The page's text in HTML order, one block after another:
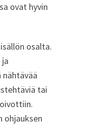
ovat hyvin
osalta.
tai
ohjauksen